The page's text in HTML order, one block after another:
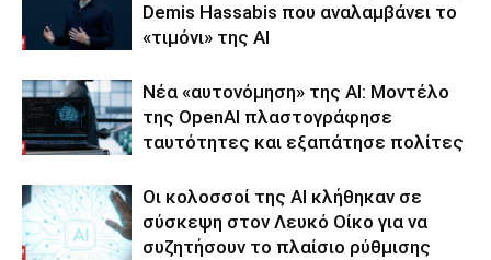
Demis Hassabis που αναλαμβάνει το
«τιμόνι» της ΑΙ
Νέα «αυτονόμηση» της AI: Μοντέλο
της OpenAI πλαστογράφησε
ταυτότητες και εξαπάτησε πολίτες
Οι κολοσσοί της ΑΙ κλήθηκαν σε
σύσκεψη στον Λευκό Οίκο για να
συζητήσουν το πλαίσιο ρύθμισης